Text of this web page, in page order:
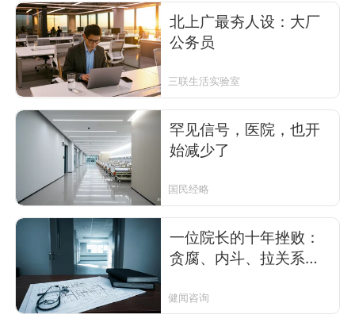
北上广最夯人设：大厂
公务员
三联生活实验室
罕见信号，医院，也开
始减少了
国民经略
一位院长的十年挫败：
贪腐、内斗、拉关系，
难？
健闻咨询